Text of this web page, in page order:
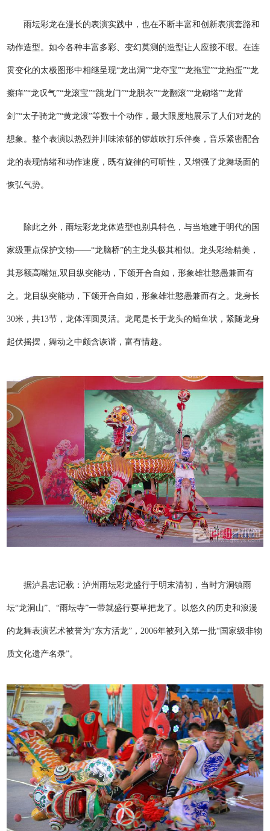
雨坛彩龙在漫长的表演实践中，也在不断丰富和创新表演套路和
动作造型。如今各种丰富多彩、变幻莫测的造型让人应接不暇。在连
贯变化的太极图形中相继呈现“龙出洞”“龙夺宝”“龙拖宝”“龙抱蛋”“龙
擦痒”“龙叹气”“龙滚宝”“跳龙门”“龙脱衣”“龙翻滚”“龙砌塔”“龙背
剑”“太子骑龙”“黄龙滚”等数十个动作，最大限度地展示了人们对龙的
想象。整个表演以热烈并川味浓郁的锣鼓吹打乐伴奏，音乐紧密配合
龙的表现情绪和动作速度，既有旋律的可听性，又增强了龙舞场面的
恢弘气势。
除此之外，雨坛彩龙龙体造型也别具特色，与当地建于明代的国
家级重点保护文物——“龙脑桥”的主龙头极其相似。龙头彩绘精美，
其形额高嘴短,双目纵突能动，下颌开合自如，形象雄壮憨愚兼而有
之。龙目纵突能动，下颌开合自如，形象雄壮憨愚兼而有之。龙身长
30米，共13节，龙体浑圆灵活。龙尾是长于龙头的鲢鱼状，紧随龙身
起伏摇摆，舞动之中颇含诙谐，富有情趣。
据泸县志记载：泸州雨坛彩龙盛行于明末清初，当时方洞镇雨
坛“龙洞山”、“雨坛寺”一带就盛行耍草把龙了。以悠久的历史和浪漫
的龙舞表演艺术被誉为“东方活龙”，2006年被列入第一批“国家级非物
质文化遗产名录”。